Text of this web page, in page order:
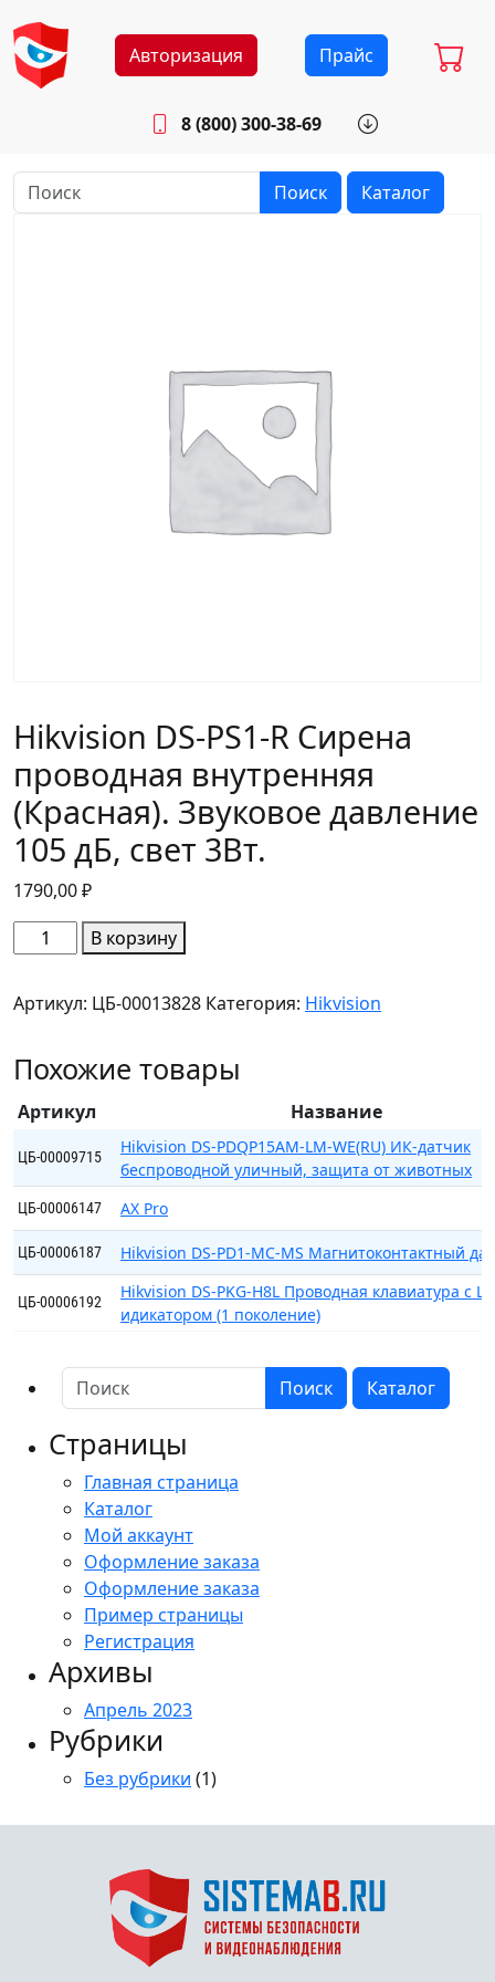
Авторизация Прайс
8 (800) 300-38-69
Будни: 8.30 - 17.00
Поиск Каталог
Hikvision DS-PS1-R Сирена
проводная внутренняя
(Красная). Звуковое давление
105 дБ, свет 3Вт.
1790,00₽
Количество
товара
DS-
R
проводная
внутренняя
(Красная).
Звуковое
давление
105
дБ,
свет
В корзину
Артикул: ЦБ-00013828 Категория: Hikvision
Похожие товары
Артикул Название
ЦБ-00009715
Hikvision DS-PDQP15AM-LM-WE(RU) ИК-датчик
беспроводной уличный, защита от животных
ЦБ-00006147 AX Pro
ЦБ-00006187 Hikvision DS-PD1-MC-MS Магнитоконтактный
ЦБ-00006192
Hikvision DS-PKG-H8L Проводная клавиатура c
идикатором (1 поколение)
Поиск Каталог
Страницы
Главная страница
Каталог
Мой аккаунт
Оформление заказа
Оформление заказа
Пример страницы
Регистрация
Архивы
Апрель 2023
Рубрики
Без рубрики (1)